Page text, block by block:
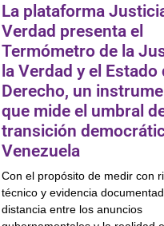
La plataforma
Verdad presenta el
Termómetro de la
la Verdad y el Estado
Derecho, un
que mide el umbral
transición
Venezuela
Con el propósito de medir con
técnico y evidencia
distancia entre los anuncios